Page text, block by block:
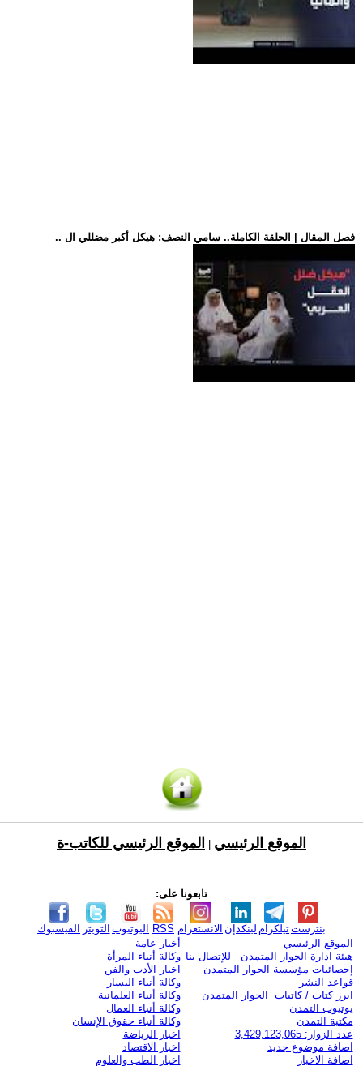
.. فصل المقال | الحلقة الكاملة.. سامي النصف: هيكل أكبر مضللي ال
الموقع الرئيسي الموقع الرئيسي للكاتب-ة
تابعونا على:
الفيسبوك التويتر اليوتيوب RSS الانستغرام لينكدإن تيلكرامبنترست
الموقع الرئيسي
هيئة ادارة الحوار المتمدن - للإتصال بنا
إحصائيات مؤسسة الحوار المتمدن
قواعد النشر
ابرز كتاب / كاتبات الحوار المتمدن
يوتيوب التمدن
مكتبة التمدن
عدد الزوار: 3,429,123,065
اضافة موضوع جديد
اضافة الاخبار
أخبار عامة
وكالة أنباء المرأة
اخبار الأدب والفن
وكالة أنباء اليسار
وكالة أنباء العلمانية
وكالة أنباء العمال
وكالة أنباء حقوق الإنسان
اخبار الرياضة
اخبار الاقتصاد
اخبار الطب والعلوم